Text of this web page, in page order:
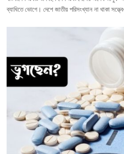
ব্যাধিতে ভোগে। দেশে জাতীয় পরিসংখ্যান না থাকা